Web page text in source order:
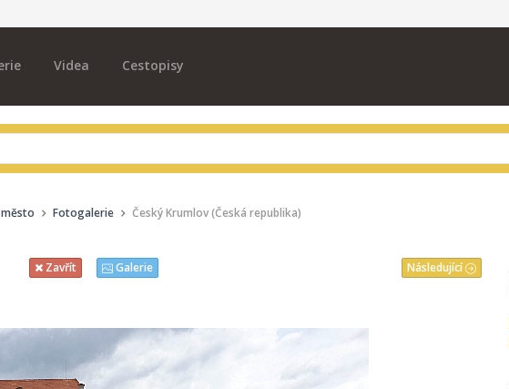
Videa Cestopisy
Fotogalerie Český Krumlov (Česká republika)
Následující
Zavřít Galerie